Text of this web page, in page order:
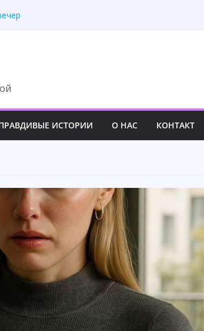
жизнь
ИСТОРИИ О НАС КОНТАКТ